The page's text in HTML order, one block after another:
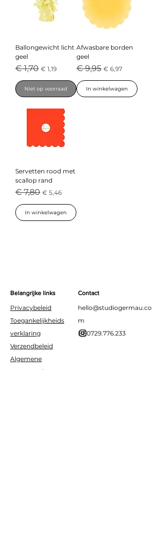
Ballongewicht licht
geel
Normale prijs
€ 1,70 Verkoopprijs
€ 1,19
Niet op voorraad
Afwasbare borden
geel
Normale prijs
€ 9,95 Verkoopprijs
€ 6,97
In winkelwagen
Servetten rood met
scallop rand
Normale prijs
€ 7,80 Verkoopprijs
€ 5,46
In winkelwagen
Belangrijke links
Privacybeleid
Toegankelijkheids
verklaring
Verzendbeleid
Algemene
voorwaarden
Contact
hello@studiogermau.co
m
BE0729.776.233